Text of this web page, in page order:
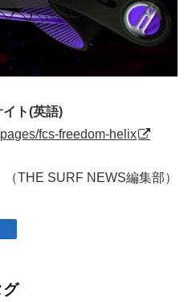
ト(英語)
fcs-freedom-helix
（THE SURF NEWS編集部）
グ